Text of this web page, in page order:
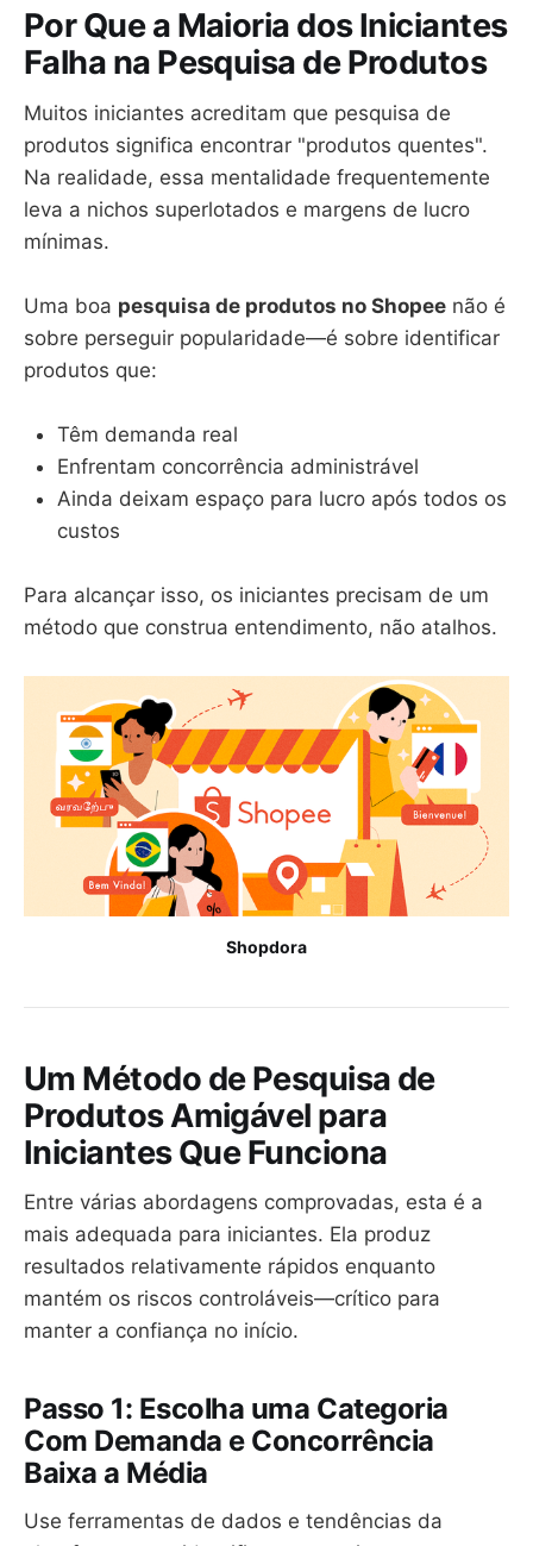
Por Que a Maioria dos Iniciantes
Falha na Pesquisa de Produtos
Muitos iniciantes acreditam que pesquisa de
produtos significa encontrar "produtos quentes".
Na realidade, essa mentalidade frequentemente
leva a nichos superlotados e margens de lucro
mínimas.
Uma boa pesquisa de produtos no Shopee não é
sobre perseguir popularidade—é sobre identificar
produtos que:
Têm demanda real
Enfrentam concorrência administrável
Ainda deixam espaço para lucro após todos os
custos
Para alcançar isso, os iniciantes precisam de um
método que construa entendimento, não atalhos.
Shopdora
Um Método de Pesquisa de
Produtos Amigável para
Iniciantes Que Funciona
Entre várias abordagens comprovadas, esta é a
mais adequada para iniciantes. Ela produz
resultados relativamente rápidos enquanto
mantém os riscos controláveis—crítico para
manter a confiança no início.
Passo 1: Escolha uma Categoria
Com Demanda e Concorrência
Baixa a Média
Use ferramentas de dados e tendências da